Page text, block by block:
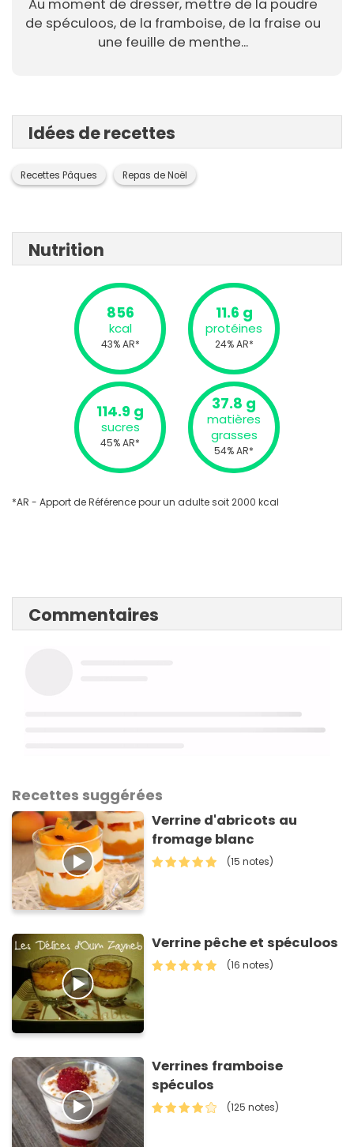
Au moment de dresser, mettre de la poudre
de spéculoos, de la framboise, de la fraise ou
une feuille de menthe...
Idées de recettes
Recettes Pâques Repas de Noël
Nutrition
856
kcal
43% AR*
11.6 g
protéines
24% AR*
114.9 g
sucres
45% AR*
37.8 g
matières
grasses
54% AR*
*AR - Apport de Référence pour un adulte soit 2000 kcal
Commentaires
Recettes suggérées
Verrine d'abricots au
fromage blanc
(15 notes)
Verrine pêche et spéculoos
(16 notes)
Verrines framboise
spéculos
(125 notes)